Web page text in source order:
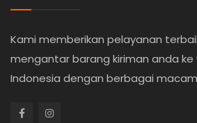
Kami memberikan pelayanan
mengantar barang kiriman anda ke
Indonesia dengan berbagai